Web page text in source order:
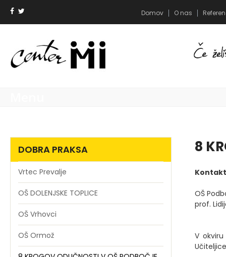
Domov O nas
DOBRA PRAKSA
Vrtec Prevalje
OŠ DOLENJSKE TOPLICE
OŠ Vrhovci
OŠ Ormož
8
OŠ
prof.
V